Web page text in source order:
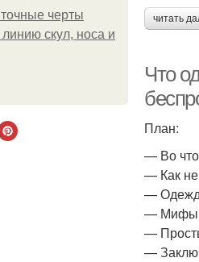
черты
скул, носа и
читать
Что
План:
— Во что
— Как не
—
— Мифы
—
—